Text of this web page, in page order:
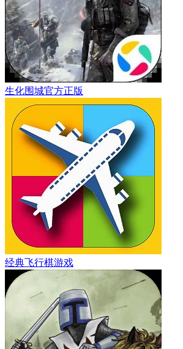
生化围城官方正版
经典飞行棋游戏